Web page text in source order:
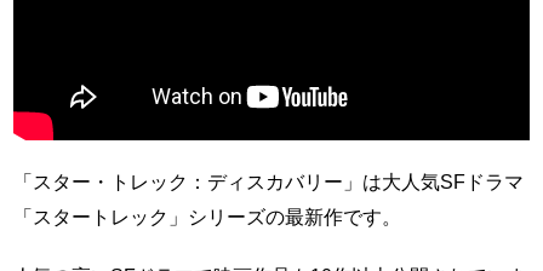
「スター・トレック：ディスカバリー」は大人気SFドラマ
「スタートレック」シリーズの最新作です。